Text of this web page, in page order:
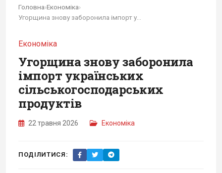
Головна›Економіка›
Економіка
Угорщина знову заборонила
імпорт українських
сільськогосподарських
продуктів
22 травня 2026 Економіка
ПОДІЛИТИСЯ: